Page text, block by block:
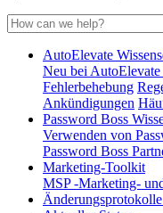
AutoElevate
Neu bei
Fehlerbehebung
Ankündigungen
Password Boss
Verwenden von
Password Boss
Marketing-Toolkit
MSP -Marketing-